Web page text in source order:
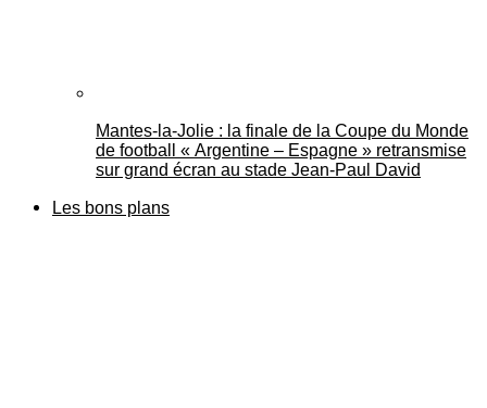
Mantes-la-Jolie : la finale de la Coupe du Monde
de football « Argentine – Espagne » retransmise
sur grand écran au stade Jean-Paul David
Les bons plans